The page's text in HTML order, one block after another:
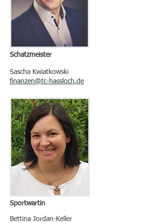
Schatzmeister
Sascha Kwiatkowski
finanzen@tc-hassloch.de
Sportwartin
Bettina Jordan-Keller